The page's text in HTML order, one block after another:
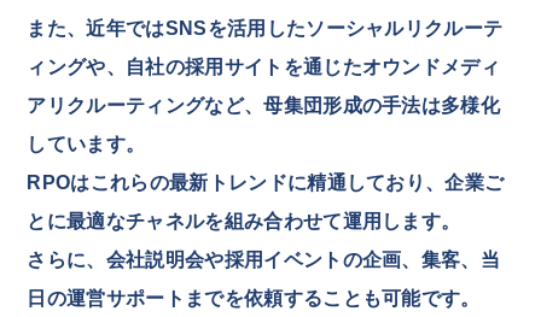
また、近年ではSNSを活用したソーシャルリクルーテ
ィングや、自社の採用サイトを通じたオウンドメディ
アリクルーティングなど、母集団形成の手法は多様化
しています。
RPOはこれらの最新トレンドに精通しており、企業ご
とに最適なチャネルを組み合わせて運用します。
さらに、会社説明会や採用イベントの企画、集客、当
日の運営サポートまでを依頼することも可能です。